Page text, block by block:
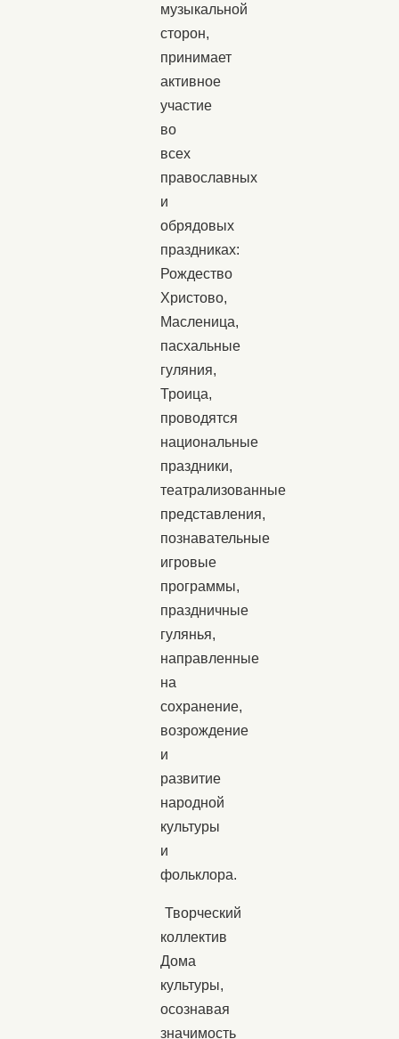
музыкальной
сторон,
принимает
активное
участие
во
всех
православных
и
обрядовых
праздниках:
Рождество
Христово,
Масленица,
пасхальные
гуляния,
Троица,
проводятся
национальные
праздники,
театрализованные
представления,
познавательные
игровые
программы,
праздничные
гулянья,
направленные
на
сохранение,
возрождение
и
развитие
народной
культуры
и
фольклора.
Творческий
коллектив
Дома
культуры,
осознавая
значимость